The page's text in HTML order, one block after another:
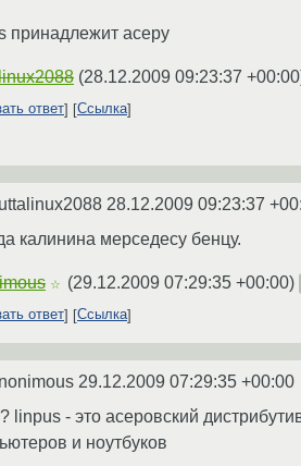
принадлежит асеру
(28.12.2009 09:23:37 +00:00
ответ Ссылка
28.12.2009 09:23:37
калинина мерседесу бенцу.
☆ (29.12.2009 07:29:35 +00:00)
ответ
Ссылка
29.12.2009 07:29:35 +00:00
linpus - это асеровский
и ноутбуков